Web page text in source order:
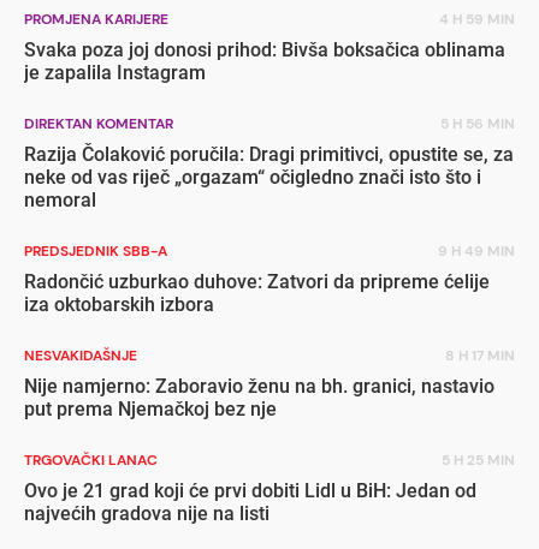
PROMJENA KARIJERE 4 H 59 MIN
Svaka poza joj donosi prihod: Bivša boksačica oblinama
je zapalila Instagram
DIREKTAN KOMENTAR 5 H 56 MIN
Razija Čolaković poručila: Dragi primitivci, opustite se, za
neke od vas riječ „orgazam“ očigledno znači isto što i
nemoral
PREDSJEDNIK SBB-A 9 H 49 MIN
Radončić uzburkao duhove: Zatvori da pripreme ćelije
iza oktobarskih izbora
NESVAKIDAŠNJE 8 H 17 MIN
Nije namjerno: Zaboravio ženu na bh. granici, nastavio
put prema Njemačkoj bez nje
TRGOVAČKI LANAC 5 H 25 MIN
Ovo je 21 grad koji će prvi dobiti Lidl u BiH: Jedan od
najvećih gradova nije na listi